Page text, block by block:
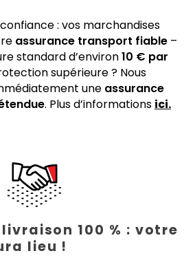
: vos marchandises
assurance transport fiable –
standard d’environ10 € par
supérieure ? Nous
une assurance
. Plus d’informations ici.
100 % : votre
lieu !